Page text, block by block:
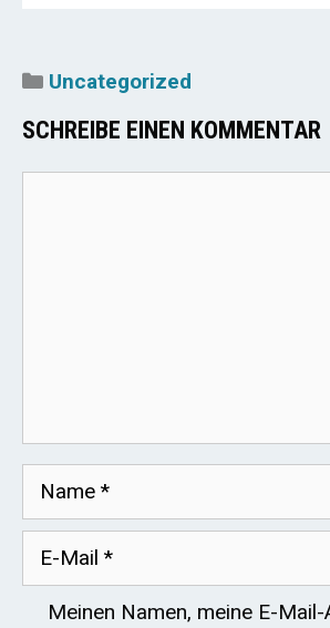
Kategorien
Uncategorized
SCHREIBE EINEN KOMMENTAR
Meinen Namen, meine E-